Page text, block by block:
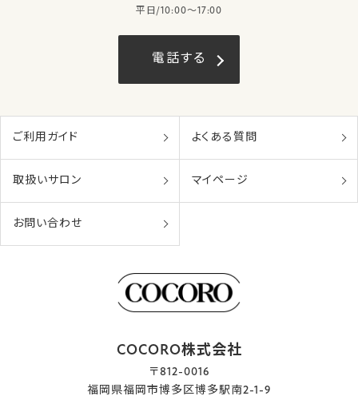
平日/10:00〜17:00
電話する
ご利用ガイド よくある質問
取扱いサロン マイページ
お問い合わせ
COCORO株式会社
〒812-0016
福岡県福岡市博多区博多駅南2-1-9